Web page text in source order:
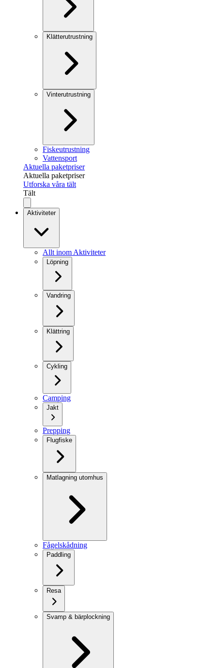
Klätterutrustning
Vinterutrustning
Fiskeutrustning
Vattensport
Aktuella paketpriser
Aktuella paketpriser
Utforska våra tält
Tält
Aktiviteter
Allt inom Aktiviteter
Löpning
Vandring
Klättring
Cykling
Camping
Jakt
Prepping
Flugfiske
Matlagning utomhus
Fågelskådning
Paddling
Resa
Svamp & bärplockning